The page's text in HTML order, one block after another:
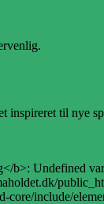
inspireret til nye